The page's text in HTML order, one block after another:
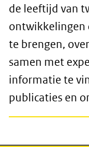
de leeftijd van
ontwikkelingen
te brengen,
samen met
informatie te
publicaties en